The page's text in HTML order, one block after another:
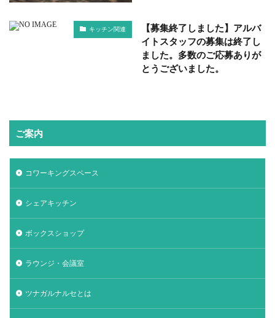
キッチン関連
【募集終了しました】アルバ
イトスタッフの募集は終了し
ました。多数のご応募ありが
とうございました。
ご案内
コワーキングスペース
シェアキッチン
ボックスショップ
ラウンジ・会議室
ツナガルナルセとは